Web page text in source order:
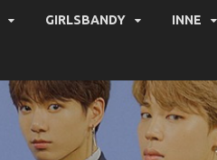
GIRLSBANDY INNE